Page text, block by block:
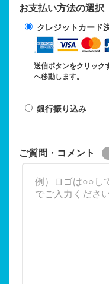
お支払い方法の選択
クレジットカード
送信ボタンをクリック
へ移動します。
銀行振り込み
ご質問・コメント